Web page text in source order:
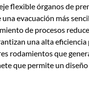
flexible órganos de
evacuación más
de procesos
una alta
rodamientos que
que permite un